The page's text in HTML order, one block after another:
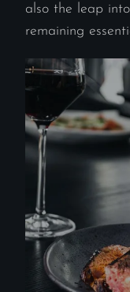
also the leap
remaining